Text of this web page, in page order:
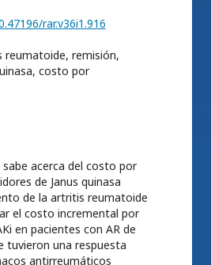
rar.v36i1.916
reumatoide, remisión,
costo por
acerca del costo por
de Janus quinasa
de la artritis reumatoide
el costo incremental por
en pacientes con AR de
tuvieron una respuesta
antirreumáticos